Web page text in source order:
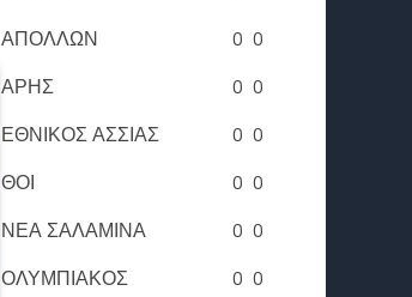
ΑΠΟΛΛΩΝ 0 0
ΑΡΗΣ 0 0
ΕΘΝΙΚΟΣ ΑΣΣΙΑΣ 0 0
ΘΟΙ 0 0
ΝΕΑ ΣΑΛΑΜΙΝΑ 0 0
ΟΛΥΜΠΙΑΚΟΣ 0 0